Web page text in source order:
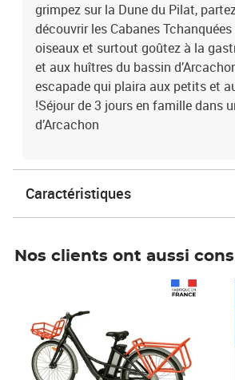
grimpez sur la Dune du Pilat,
découvrir les Cabanes Tchanquées
oiseaux et surtout goûtez à la
et aux huîtres du bassin
escapade qui plaira aux petits et
!Séjour de 3 jours en famille dans
d’Arcachon
Caractéristiques
Nos clients ont aussi
Prix